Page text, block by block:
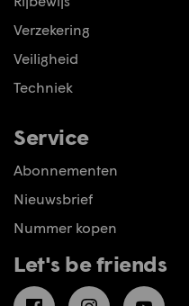
Verzekering
Veiligheid
Techniek
Service
Abonnementen
Nieuwsbrief
Nummer kopen
Let's be friends